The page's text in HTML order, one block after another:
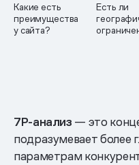
Какие есть
преимущества
у сайта?
Есть ли
7Р-анализ — это
подразумевает более
параметрам